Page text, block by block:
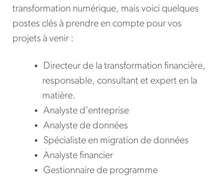
transformation numérique, mais voici quelques
postes clés à prendre en compte pour vos
projets à venir :
Directeur de la transformation financière,
responsable, consultant et expert en la
matière.
Analyste d’entreprise
Analyste de données
Spécialiste en migration de données
Analyste financier
Gestionnaire de programme